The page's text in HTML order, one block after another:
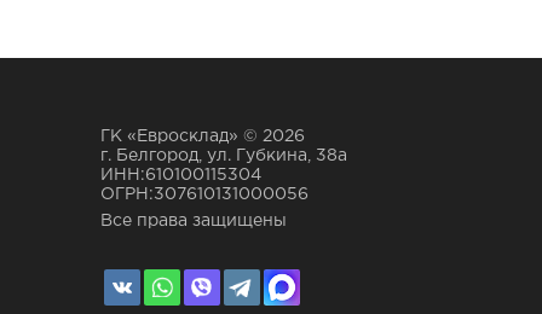
ГК «Евросклад» © 2026
г. Белгород, ул. Губкина, 38а
ИНН:610100115304
ОГРН:307610131000056
Все права защищены